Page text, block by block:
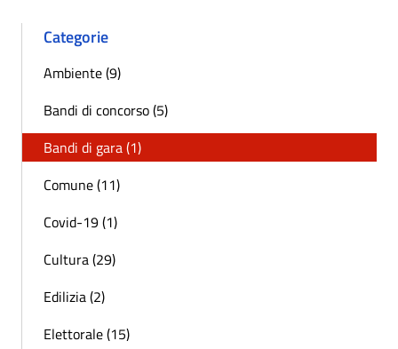
Categorie
Ambiente (9)
Bandi di concorso (5)
Bandi di gara (1)
Comune (11)
Covid-19 (1)
Cultura (29)
Edilizia (2)
Elettorale (15)